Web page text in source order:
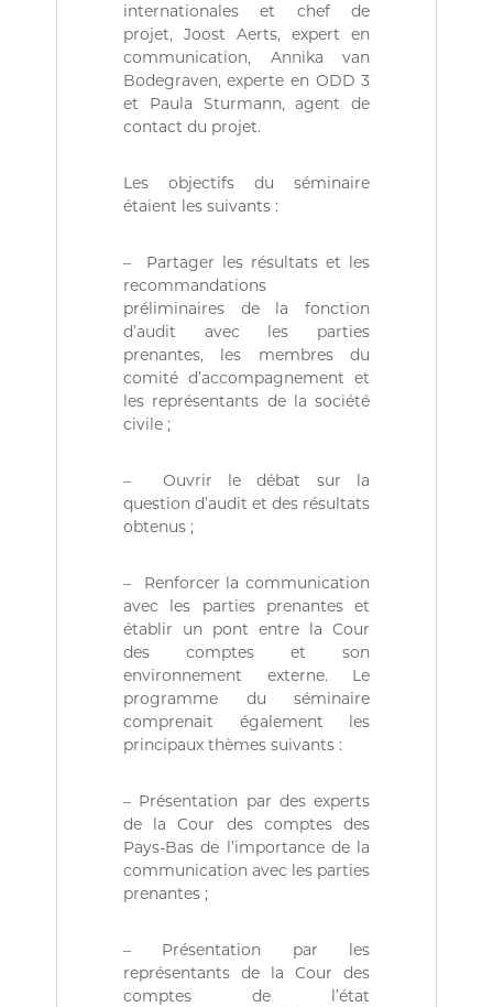
a
i
.
internationales et chef de
projet, Joost Aerts, expert en
communication, Annika van
Bodegraven, experte en ODD 3
et Paula Sturmann, agent de
contact du projet.
Les objectifs du séminaire
étaient les suivants :
– Partager les résultats et les
recommandations
préliminaires de la fonction
d’audit avec les parties
prenantes, les membres du
comité d’accompagnement et
les représentants de la société
civile ;
– Ouvrir le débat sur la
question d’audit et des résultats
obtenus ;
– Renforcer la communication
avec les parties prenantes et
établir un pont entre la Cour
des comptes et son
environnement externe. Le
programme du séminaire
comprenait également les
principaux thèmes suivants :
– Présentation par des experts
de la Cour des comptes des
Pays-Bas de l’importance de la
communication avec les parties
prenantes ;
– Présentation par les
représentants de la Cour des
comptes de l’état